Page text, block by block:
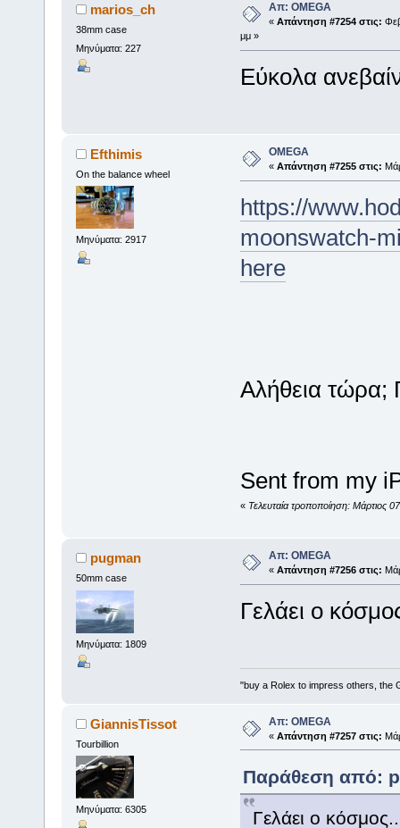
marios_ch
38mm case
Μηνύματα: 227
Απ: OMEGA
« Απάντηση #7254 στις:
μμ »
Εύκολα
Efthimis
On the balance wheel
Μηνύματα: 2917
OMEGA
« Απάντηση #7255 στις:
https://
moonswatch-
here
Αλήθεια τώρα;
Sent from my
« Τελευταία τροποποίηση: Μάρτιος
pugman
50mm case
Μηνύματα: 1809
Απ: OMEGA
« Απάντηση #7256 στις:
Γελάει ο
"buy a Rolex to impress others, the
GiannisTissot
Tourbillion
Μηνύματα: 6305
Απ: OMEGA
« Απάντηση #7257 στις:
Παράθεση από:
Γελάει ο